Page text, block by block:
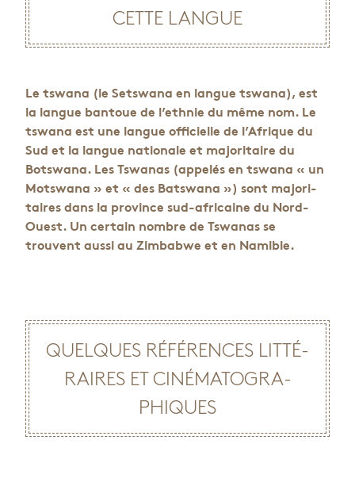
CETTE LANGUE
Le tswana (le Sets­wana en langue tswana), est
la langue ban­toue de l’eth­nie du même nom. Le
tswana est une langue offi­cielle de l’Afrique du
Sud et la langue natio­nale et majo­ri­taire du
Bots­wana. Les Tswa­nas (appe­lés en tswana « un
Mots­wana » et « des Bats­wana ») sont majo­ri­
taires dans la pro­vince sud-afri­caine du Nord-
Ouest. Un cer­tain nombre de Tswa­nas se
trouvent aussi au Zim­babwe et en Nami­bie.
QUELQUES RÉFÉ­RENCES LIT­TÉ­
RAIRES ET CINÉ­MA­TO­GRA­
PHIQUES